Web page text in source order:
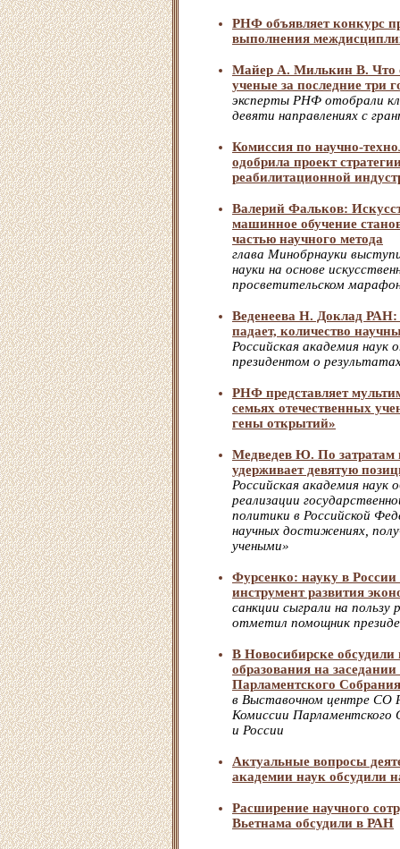
РНФ объявляет конкурс
выполнения
Майер А. Милькин В. Что
ученые за последние три
эксперты РНФ отобрали
девяти направлениях с
Комиссия по научно-
одобрила проект
реабилитационной
Валерий Фальков:
машинное обучение
частью научного метода
глава Минобрнауки
науки на основе
просветительском
Веденеева Н. Доклад
падает, количество
Российская академия наук
президентом о
РНФ представляет
семьях отечественных
гены открытий»
Медведев Ю. По затратам
удерживает девятую
Российская академия наук
реализации
политики в Российской
научных достижениях,
учеными»
Фурсенко: науку в
инструмент развития
санкции сыграли на пользу
отметил помощник
В Новосибирске
образования на
Парламентского Собрания
в Выставочном центре СО
Комиссии Парламентского
и России
Актуальные вопросы
академии наук обсудили
Расширение научного
Вьетнама обсудили в РАН